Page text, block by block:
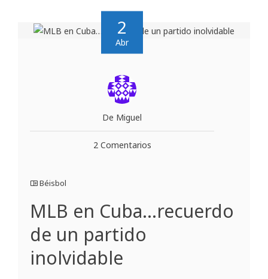
2
Abr
De Miguel
2 Comentarios
Béisbol
MLB en Cuba…recuerdo
de un partido
inolvidable